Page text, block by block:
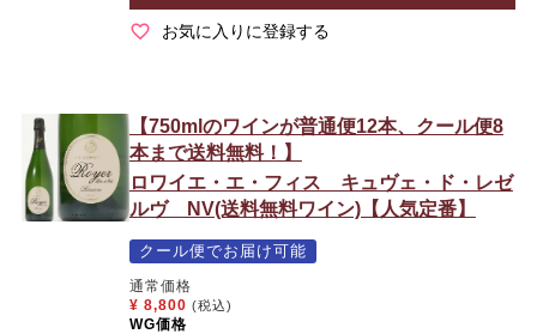
お気に入りに登録する
【750mlのワインが普通便12本、クール便8
本まで送料無料！】
ロワイエ・エ・フィス キュヴェ・ド・レゼ
ルヴ NV(送料無料ワイン)【人気定番】
クール便でお届け可能
通常価格
¥ 8,800 (税込)
WG価格